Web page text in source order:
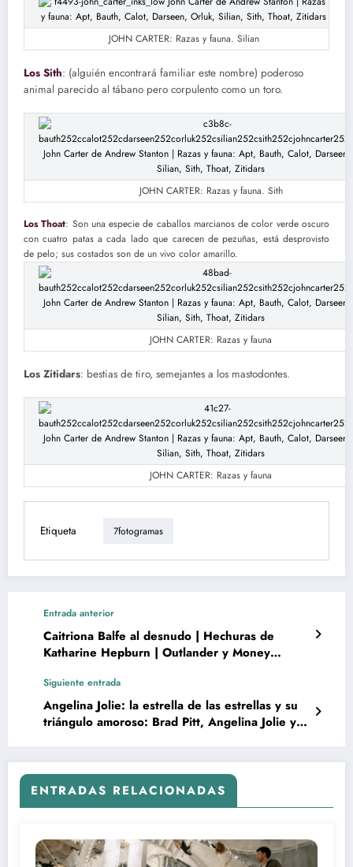
JOHN CARTER: Razas y fauna. Silian
Los Sith: (alguién encontrará familiar este nombre) poderoso
animal parecido al tábano pero corpulento como un toro.
JOHN CARTER: Razas y fauna. Sith
Los Thoat: Son una especie de caballos marcianos de color verde oscuro
con cuatro patas a cada lado que carecen de pezuñas, está desprovisto
de pelo; sus costados son de un vivo color amarillo.
JOHN CARTER: Razas y fauna
Los Zitidars: bestias de tiro, semejantes a los mastodontes.
JOHN CARTER: Razas y fauna
Etiqueta 7fotogramas
Entrada anterior
Caitriona Balfe al desnudo | Hechuras de
Katharine Hepburn | Outlander y Money
Siguiente entrada
Angelina Jolie: la estrella de las estrellas y su
triángulo amoroso: Brad Pitt, Angelina Jolie y
ENTRADAS RELACIONADAS